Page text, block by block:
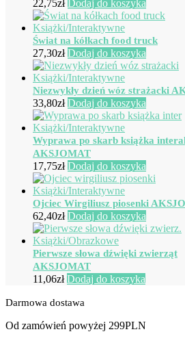
22,75zł Dodaj do koszyka
Świat na kółkach food truck
27,30zł Dodaj do koszyka
Niezwykły dzień wóz strażacki
33,80zł Dodaj do koszyka
Wyprawa po skarb książka
AKSJOMAT
17,75zł Dodaj do koszyka
Ojciec Wirgiliusz piosenki
62,40zł Dodaj do koszyka
Pierwsze słowa dźwięki zwierząt
AKSJOMAT
11,06zł Dodaj do koszyka
Darmowa dostawa
Od zamówień powyżej 299PLN